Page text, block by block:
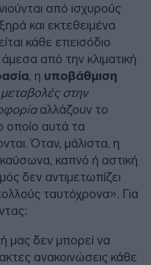
από ισχυρούς
και εκτεθειμένα
κάθε επεισόδιο
από την κλιματική
, η υποβάθμιση
μεταβολές στην
αλλάζουν το
αυτά τα
Όταν, μάλιστα, η
καπνό ή αστική
δεν αντιμετωπίζει
ταυτόχρονα». Για
μας δεν μπορεί να
ανακοινώσεις κάθε